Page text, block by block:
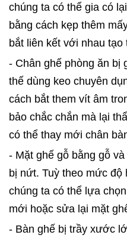
chúng ta có thể gia có
bằng cách kẹp thêm
bắt liên kết với nhau tạo
- Chân ghế phòng ăn bị
thế dùng keo chuyên
cách bắt them vít âm
bảo chắc chắn mà lại
có thể thay mới chân
- Mặt ghế gỗ bằng gỗ
bị nứt. Tuỳ theo mức độ
chúng ta có thể lựa
mới hoặc sửa lại mặt
- Bàn ghế bị trầy xước